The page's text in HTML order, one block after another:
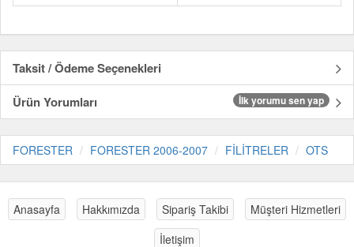
Taksit / Ödeme Seçenekleri
Ürün Yorumları
İlk yorumu sen yap
FORESTER FORESTER 2006-2007 FİLİTRELER OTS
Anasayfa Hakkımızda Sipariş Takibi
Müşteri Hizmetleri
İletişim